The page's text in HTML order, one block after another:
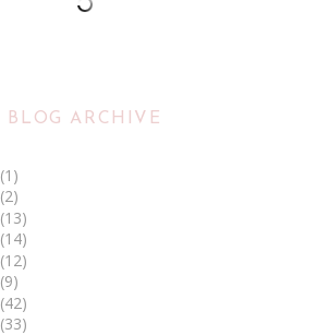
BLOG ARCHIVE
(1)
(2)
(13)
(14)
(12)
(9)
(42)
(33)